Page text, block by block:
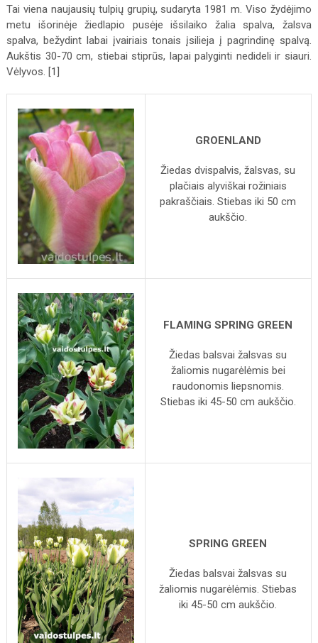
Tai viena naujausių tulpių grupių, sudaryta 1981 m. Viso žydėjimo
metu išorinėje žiedlapio pusėje išsilaiko žalia spalva, žalsva
spalva, bežydint labai įvairiais tonais įsilieja į pagrindinę spalvą.
Aukštis 30-70 cm, stiebai stiprūs, lapai palyginti nedideli ir siauri.
Vėlyvos. [1]
GROENLAND
Žiedas dvispalvis, žalsvas, su
plačiais alyviškai rožiniais
pakraščiais. Stiebas iki 50 cm
aukščio.
FLAMING SPRING GREEN
Žiedas balsvai žalsvas su
žaliomis nugarėlėmis bei
raudonomis liepsnomis.
Stiebas iki 45-50 cm aukščio.
SPRING GREEN
Žiedas balsvai žalsvas su
žaliomis nugarėlėmis. Stiebas
iki 45-50 cm aukščio.